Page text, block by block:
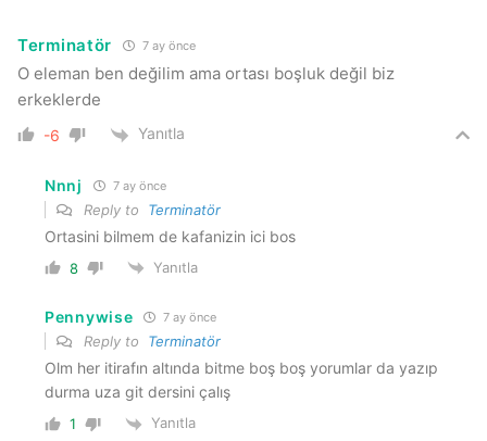
Terminatör 7 ay önce
O eleman ben değilim ama ortası boşluk değil biz
erkeklerde
-6 Yanıtla
Nnnj 7 ay önce
Reply to Terminatör
Ortasini bilmem de kafanizin ici bos
8 Yanıtla
Pennywise 7 ay önce
Reply to Terminatör
Olm her itirafın altında bitme boş boş yorumlar da yazıp
durma uza git dersini çalış
1 Yanıtla